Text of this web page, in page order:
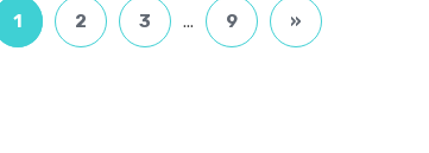
1 2 3 ... 9 »